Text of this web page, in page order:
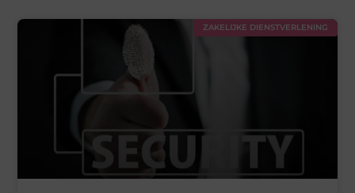
ZAKELIJKE DIENSTVERLENING